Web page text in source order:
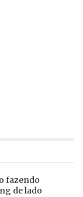
fazendo
de lado